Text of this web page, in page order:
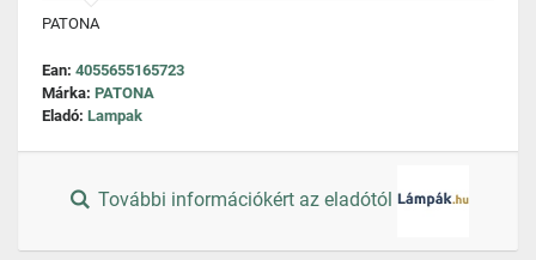
PATONA
Ean: 4055655165723
Márka: PATONA
Eladó: Lampak
További információkért az eladótól